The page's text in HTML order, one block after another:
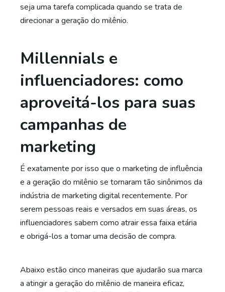
seja uma tarefa complicada quando se trata de
direcionar a geração do milênio.
Millennials e
influenciadores: como
aproveitá-los para suas
campanhas de
marketing
É exatamente por isso que o marketing de influência
e a geração do milênio se tornaram tão sinônimos da
indústria de marketing digital recentemente. Por
serem pessoas reais e versados em suas áreas, os
influenciadores sabem como atrair essa faixa etária
e obrigá-los a tomar uma decisão de compra.
Abaixo estão cinco maneiras que ajudarão sua marca
a atingir a geração do milênio de maneira eficaz,